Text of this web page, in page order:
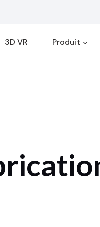
3D VR Produit